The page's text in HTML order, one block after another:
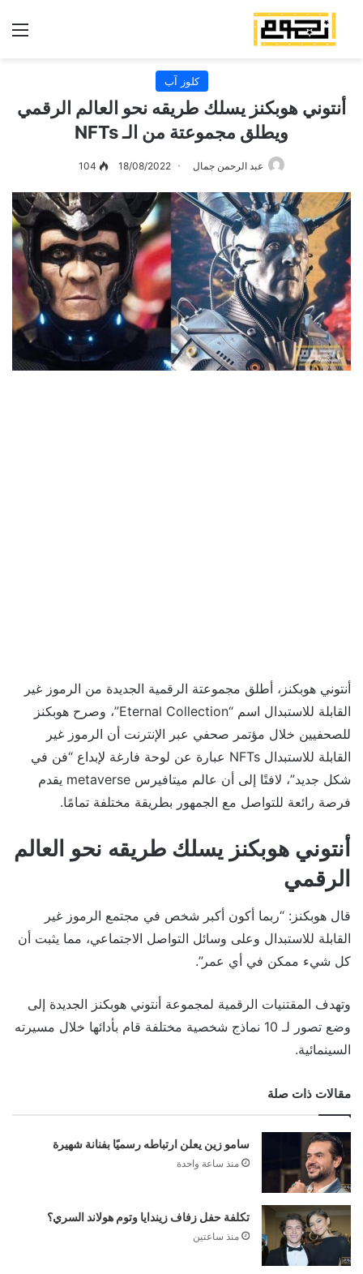
كلوز آب
أنتوني هوبكنز يسلك طريقه نحو العالم الرقمي
ويطلق مجموعتة من الـ NFTs
عبد الرحمن جمال 18/08/2022
104
أنتوني هوبكنز، أطلق مجموعتة الرقمية الجديدة من الرموز غير
القابلة للاستبدال اسم “Eternal Collection”، وصرح هوبكنز
للصحفيين خلال مؤتمر صحفي عبر الإنترنت أن الرموز غير
القابلة للاستبدال NFTs عبارة عن لوحة فارغة لإبداع “فن في
شكل جديد”، لافتًا إلى أن عالم ميتافيرس metaverse يقدم
فرصة رائعة للتواصل مع الجمهور بطريقة مختلفة تمامًا.
أنتوني هوبكنز يسلك طريقه نحو العالم
الرقمي
قال هوبكنز: “ربما أكون أكبر شخص في مجتمع الرموز غير
القابلة للاستبدال وعلى وسائل التواصل الاجتماعي، مما يثبت أن
كل شيء ممكن في أي عمر”.
وتهدف المقتنيات الرقمية لمجموعة أنتوني هوبكنز الجديدة إلى
وضع تصور لـ 10 نماذج شخصية مختلفة قام بأدائها خلال مسيرته
السينمائية.
مقالات ذات صلة
سامو زين يعلن ارتباطه رسميًا بفنانة شهيرة
منذ ساعة واحدة
تكلفة حفل زفاف زيندايا وتوم هولاند السري؟
منذ ساعتين